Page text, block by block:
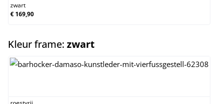
zwart
€ 169,90
Kleur frame: zwart